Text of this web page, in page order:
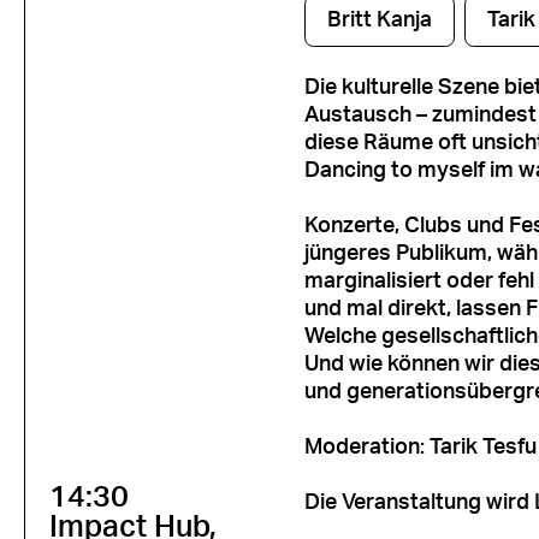
14:30
Impact Hub,
Britt Kanja
Die kulturelle Szene
Austausch –
diese Räume oft
Dancing to myself im
Konzerte, Clubs und
jüngeres Publikum,
marginalisiert oder fehl
und mal direkt, lassen
Welche
Und wie können wir
und
Moderation: Tarik Tesfu
Die Veranstaltung